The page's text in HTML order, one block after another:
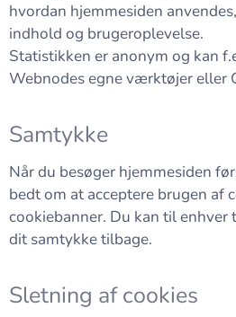
hvordan hjemmesiden
indhold og brugeroplevelse.
Statistikken er anonym og kan
Webnodes egne værktøjer eller
Samtykke
Når du besøger hjemmesiden
bedt om at acceptere brugen af
cookiebanner. Du kan til
dit samtykke tilbage.
Sletning af cookies